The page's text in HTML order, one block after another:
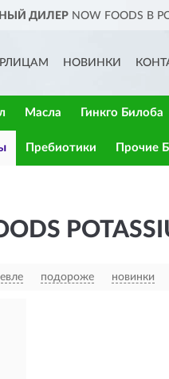
ДИЛЕР NOW FOODS В
НОВИНКИ
Масла Гинкго Билоба
Пребиотики Прочие
подороже новинки